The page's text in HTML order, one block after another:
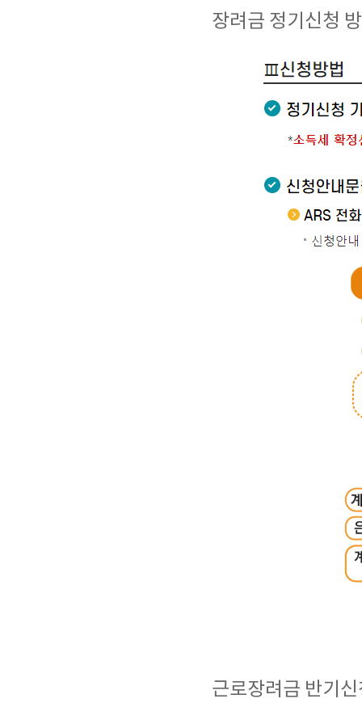
장려금 정기신청
근로장려금 반기